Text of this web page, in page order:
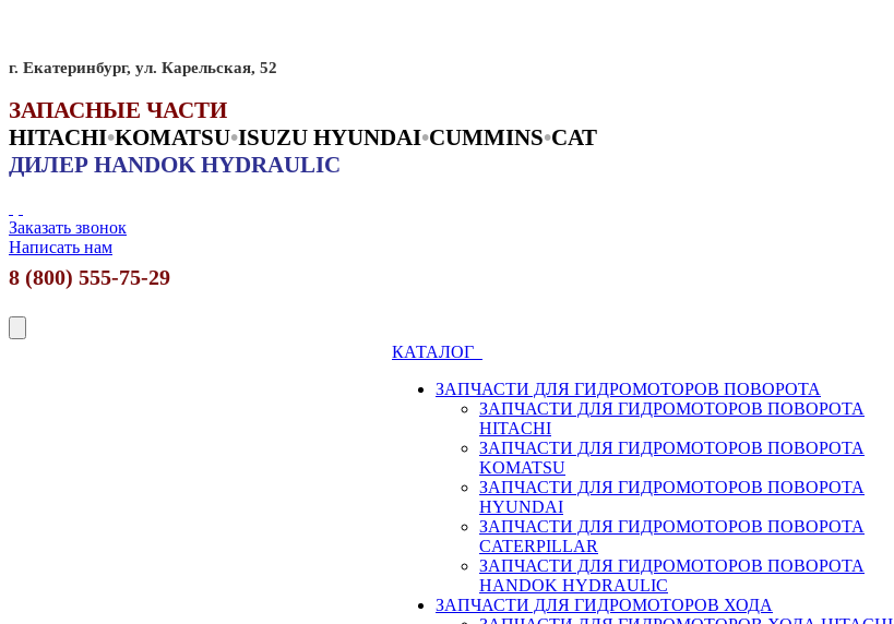
г. Екатеринбург, ул. Карельская, 52
ЗАПАСНЫЕ ЧАСТИ
HITACHI•KOMATSU•ISUZU HYUNDAI•CUMMINS•CAT
ДИЛЕР HANDOK HYDRAULIC
Заказать звонок
Написать нам
8 (800) 555-75-29
КАТАЛОГ
ЗАПЧАСТИ ДЛЯ ГИДРОМОТОРОВ ПОВОРОТА
ЗАПЧАСТИ ДЛЯ ГИДРОМОТОРОВ ПОВОРОТА
HITACHI
ЗАПЧАСТИ ДЛЯ ГИДРОМОТОРОВ ПОВОРОТА
KOMATSU
ЗАПЧАСТИ ДЛЯ ГИДРОМОТОРОВ ПОВОРОТА
HYUNDAI
ЗАПЧАСТИ ДЛЯ ГИДРОМОТОРОВ ПОВОРОТА
CATERPILLAR
ЗАПЧАСТИ ДЛЯ ГИДРОМОТОРОВ ПОВОРОТА
HANDOK HYDRAULIC
ЗАПЧАСТИ ДЛЯ ГИДРОМОТОРОВ ХОДА